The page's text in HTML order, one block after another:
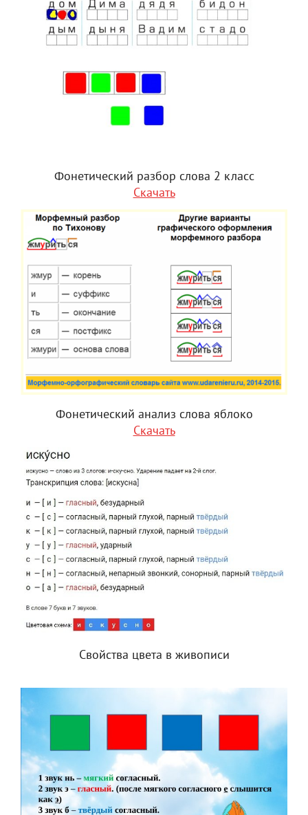
Фонетический разбор слова 2 класс
Скачать
Фонетический анализ слова яблоко
Скачать
Свойства цвета в живописи